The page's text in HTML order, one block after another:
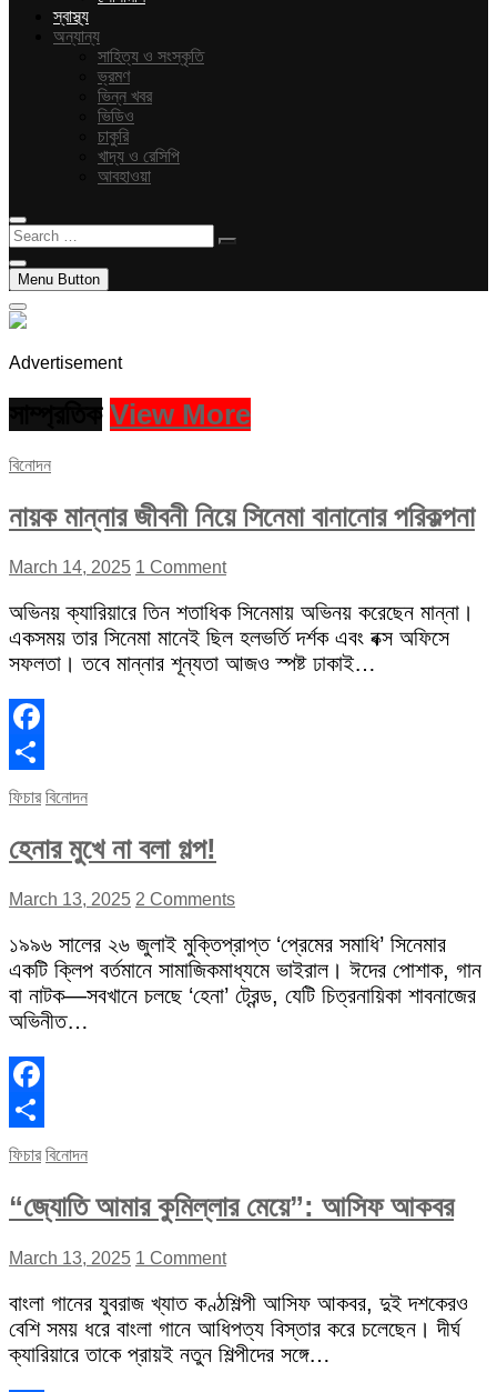
স্বাস্থ্য
অন্যান্য
সাহিত্য ও সংস্কৃতি
ভ্রমণ
ভিন্ন খবর
ভিডিও
চাকুরি
খাদ্য ও রেসিপি
আবহাওয়া
Search
…
Menu Button
Advertisement
View More
বিনোদন
নায়ক মান্নার জীবনী নিয়ে সিনেমা বানানোর পরিকল্পনা
March 14, 2025 1 Comment
অভিনয় ক্যারিয়ারে তিন শতাধিক সিনেমায় অভিনয় করেছেন মান্না।
একসময় তার সিনেমা মানেই ছিল হলভর্তি দর্শক এবং বক্স অফিসে
সফলতা। তবে মান্নার শূন্যতা আজও স্পষ্ট ঢাকাই…
Facebook
Share
ফিচার বিনোদন
হেনার মুখে না বলা গল্প!
March 13, 2025 2 Comments
১৯৯৬ সালের ২৬ জুলাই মুক্তিপ্রাপ্ত ‘প্রেমের সমাধি’ সিনেমার
একটি ক্লিপ বর্তমানে সামাজিকমাধ্যমে ভাইরাল। ঈদের পোশাক, গান
বা নাটক—সবখানে চলছে ‘হেনা’ ট্রেন্ড, যেটি চিত্রনায়িকা শাবনাজের
অভিনীত…
Facebook
Share
ফিচার বিনোদন
“জ্যোতি আমার কুমিল্লার মেয়ে”: আসিফ আকবর
March 13, 2025 1 Comment
বাংলা গানের যুবরাজ খ্যাত কণ্ঠশিল্পী আসিফ আকবর, দুই দশকেরও
বেশি সময় ধরে বাংলা গানে আধিপত্য বিস্তার করে চলেছেন। দীর্ঘ
ক্যারিয়ারে তাকে প্রায়ই নতুন শিল্পীদের সঙ্গে…